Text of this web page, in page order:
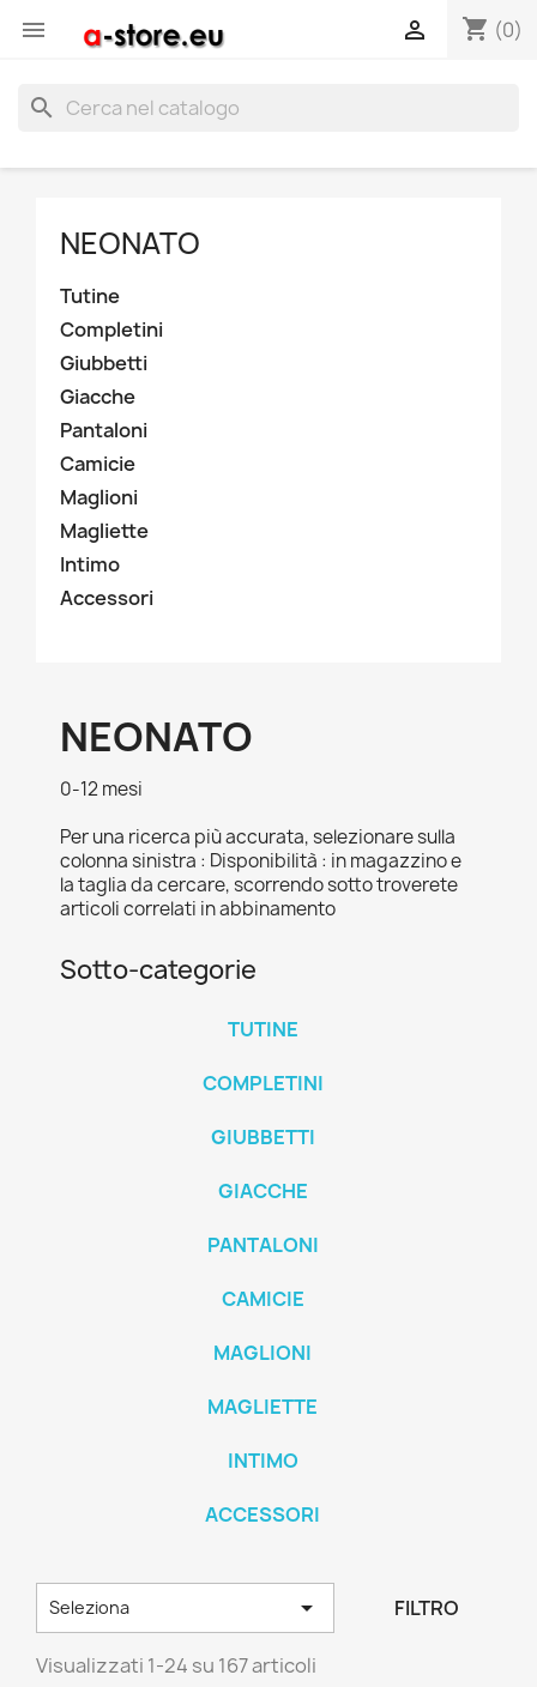
 shopping_cart (0)

search
NEONATO
Tutine
Completini
Giubbetti
Giacche
Pantaloni
Camicie
Maglioni
Magliette
Intimo
Accessori
NEONATO
0-12 mesi
Per una ricerca più accurata, selezionare sulla
colonna sinistra : Disponibilità : in magazzino e
la taglia da cercare, scorrendo sotto troverete
articoli correlati in abbinamento
Sotto-categorie
TUTINE
COMPLETINI
GIUBBETTI
GIACCHE
PANTALONI
CAMICIE
MAGLIONI
MAGLIETTE
INTIMO
ACCESSORI
Seleziona  FILTRO
Visualizzati 1-24 su 167 articoli